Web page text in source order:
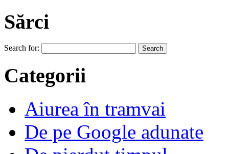
Sărci
Search for:
Categorii
Aiurea în tramvai
De pe Google adunate